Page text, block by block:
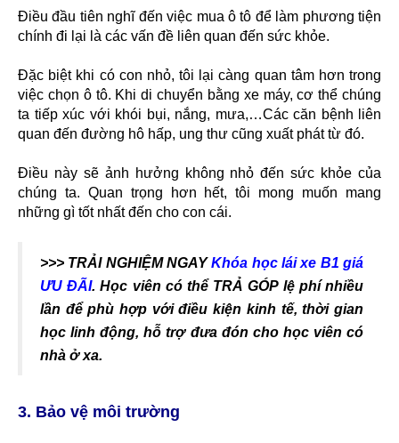
Điều đầu tiên nghĩ đến việc mua ô tô để làm phương tiện
chính đi lại là các vấn đề liên quan đến sức khỏe.
Đặc biệt khi có con nhỏ, tôi lại càng quan tâm hơn trong
việc chọn ô tô. Khi di chuyển bằng xe máy, cơ thể chúng
ta tiếp xúc với khói bụi, nắng, mưa,…Các căn bệnh liên
quan đến đường hô hấp, ung thư cũng xuất phát từ đó.
Điều này sẽ ảnh hưởng không nhỏ đến sức khỏe của
chúng ta. Quan trọng hơn hết, tôi mong muốn mang
những gì tốt nhất đến cho con cái.
>>> TRẢI NGHIỆM NGAYKhóa học lái xe B1 giá
ƯU ĐÃI. Học viên có thể TRẢ GÓP lệ phí nhiều
lần để phù hợp với điều kiện kinh tế, thời gian
học linh động, hỗ trợ đưa đón cho học viên có
nhà ở xa.
3. Bảo vệ môi trường